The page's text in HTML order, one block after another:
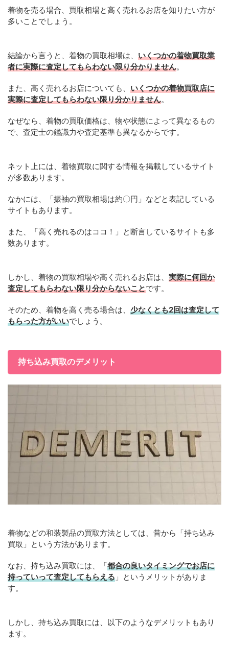
着物を売る場合、買取相場と高く売れるお店を知りたい方が
多いことでしょう。
結論から言うと、着物の買取相場は、 いくつかの着物買取業
者に実際に査定してもらわない限り分かりません。
また、高く売れるお店についても、 いくつかの着物買取店に
実際に査定してもらわない限り分かりません。
なぜなら、着物の買取価格は、物や状態によって異なるもの
で、査定士の鑑識力や査定基準も異なるからです。
ネット上には、着物買取に関する情報を掲載しているサイト
が多数あります。
なかには、「振袖の買取相場は約〇円」などと表記している
サイトもあります。
また、「高く売れるのはココ！」と断言しているサイトも多
数あります。
しかし、着物の買取相場や高く売れるお店は、 実際に何回か
査定してもらわない限り分からないことです。
そのため、着物を高く売る場合は、 少なくとも2回は査定して
もらった方がいいでしょう。
持ち込み買取のデメリット
着物などの和装製品の買取方法としては、昔から「持ち込み
買取」という方法があります。
なお、持ち込み買取には、「都合の良いタイミングでお店に
持っていって査定してもらえる 」というメリットがありま
す。
しかし、持ち込み買取には、以下のようなデメリットもあり
ます。